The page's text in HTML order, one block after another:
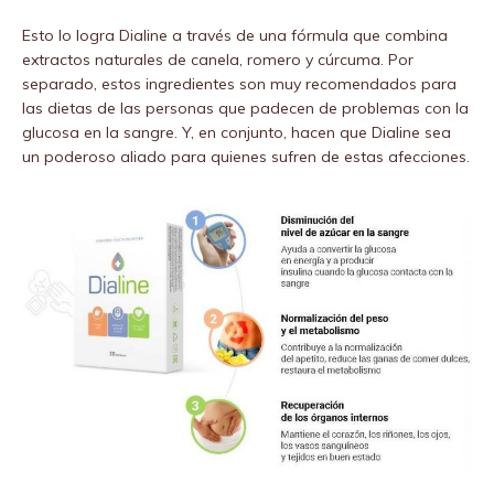
Esto lo logra Dialine a través de una fórmula que combina
extractos naturales de canela, romero y cúrcuma. Por
separado, estos ingredientes son muy recomendados para
las dietas de las personas que padecen de problemas con la
glucosa en la sangre. Y, en conjunto, hacen que Dialine sea
un poderoso aliado para quienes sufren de estas afecciones.